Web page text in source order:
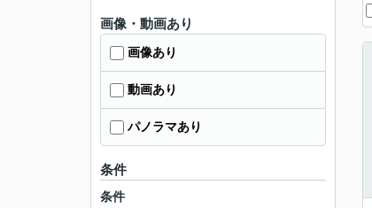
画像・動画あり
画像あり
動画あり
パノラマあり
条件
条件